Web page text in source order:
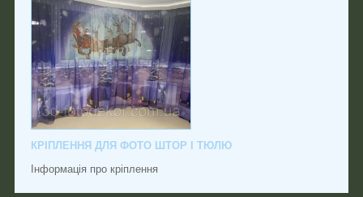
КРІПЛЕННЯ ДЛЯ ФОТО ШТОР І ТЮЛЮ
Інформація про кріплення